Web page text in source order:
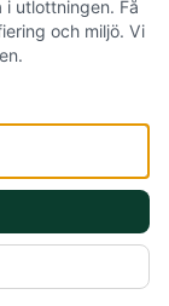
utlottningen. Få
och miljö. Vi